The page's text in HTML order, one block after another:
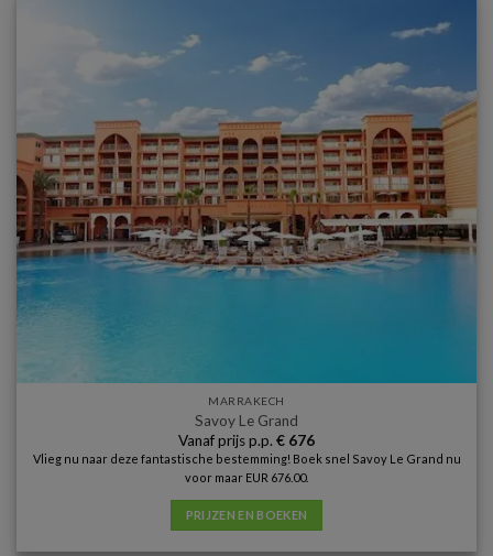
MARRAKECH
Savoy Le Grand
Vanaf prijs p.p. € 676
Vlieg nu naar deze fantastische bestemming! Boek snel Savoy Le Grand nu
voor maar EUR 676.00.
PRIJZEN EN BOEKEN